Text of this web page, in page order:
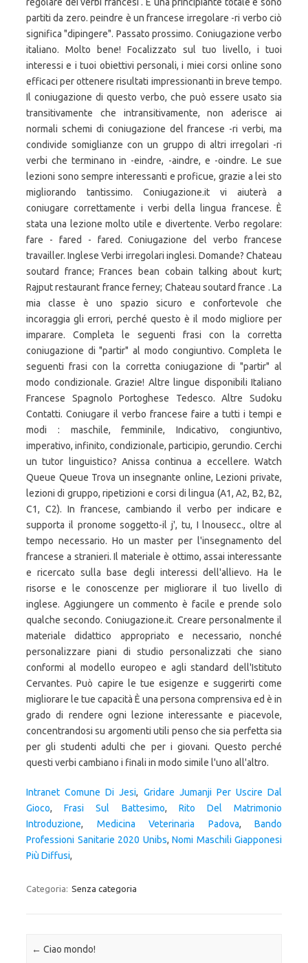
Intranet Comune Di Jesi, Gridare Jumanji Per Uscire Dal
Gioco,Frasi Sul Battesimo, Rito Del Matrimonio
Introduzione, Medicina Veterinaria Padova, Bando
Professioni Sanitarie 2020 Unibs, Nomi Maschili Giapponesi
Più Diffusi,
Categoria: Senza categoria
Navigazione articolo
← Ciao mondo!